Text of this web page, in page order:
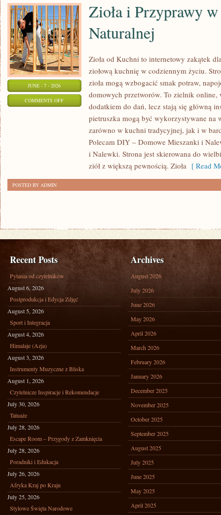
JUNE - 7 - 2026
COMMENTS OFFON
Zioła i Przyprawy
Naturalnej
Zioła od Kuchni to internetowy zakątek
ziołową kuchnię w codziennym życiu.
zioła mogą wzbogacić smak potraw,
domowych przetworów. To zielnik online,
dodatkiem do dań, lecz stają się główną
pietruszka mogą być wykorzystywane na
zarówno w kuchni tradycyjnej, jak i w
Polecam DIY – Domowe Mieszanki i
i Nalewki. Strona jest skierowana do
ziół z większą pewnością. Zioła [ Read
POSTED BY ADMIN
Recent Posts
Pytania od czytelników
August 6, 2026
Postprodukcja i Edycja Zdjęć
August 5, 2026
Sport i Integracja
August 4, 2026
Himalaje (Azja)
August 3, 2026
Instrumenty Muzyczne z Bliska
August 1, 2026
Czytelnicze Inspiracje i Rekomendacje
July 30, 2026
Tatuaże
July 28, 2026
Escape Room – Przygody z Zamknięcia
July 28, 2026
Poradniki i Edukacja
July 26, 2026
Afryka Kraj po Kraju
July 25, 2026
Stylowe Święta Narodowe
Archives
August 2026
July 2026
June 2026
May 2026
April 2026
March 2026
February 2026
January 2026
December 2025
November 2025
October 2025
September 2025
August 2025
July 2025
June 2025
May 2025
April 2025